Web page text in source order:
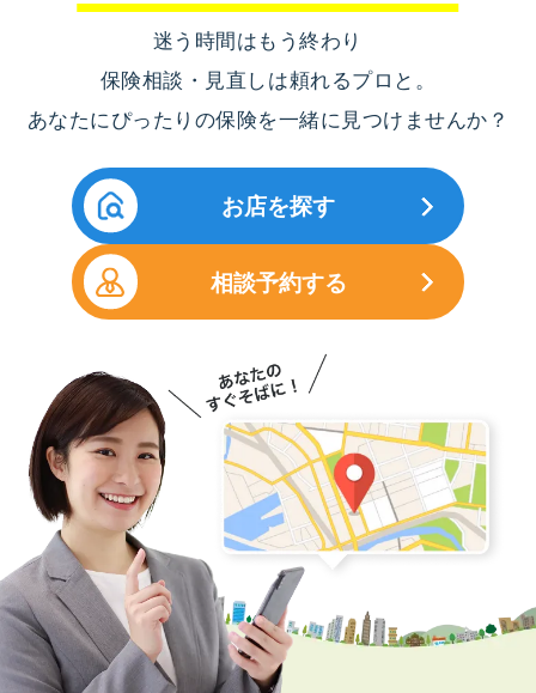
迷う時間はもう終わり
保険相談・見直しは頼れるプロと。
あなたにぴったりの保険を一緒に見つけませんか？
お店を探す
相談予約する